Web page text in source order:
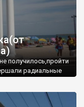
получилось,пройти
радиальные